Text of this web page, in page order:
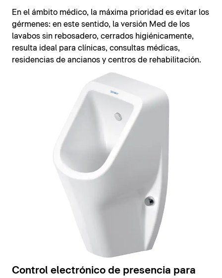
En el ámbito médico, la máxima prioridad es evitar los
gérmenes: en este sentido, la versión Med de los
lavabos sin rebosadero, cerrados higiénicamente,
resulta ideal para clínicas, consultas médicas,
residencias de ancianos y centros de rehabilitación.
Control electrónico de presencia para